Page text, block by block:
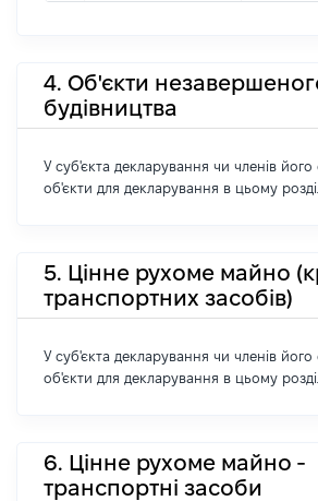
4. Об'єкти
будівництва
У суб'єкта декларування чи членів його
об'єкти для декларування в цьому
5. Цінне рухоме майно
транспортних засобів)
У суб'єкта декларування чи членів його
об'єкти для декларування в цьому
6. Цінне рухоме майно -
транспортні засоби